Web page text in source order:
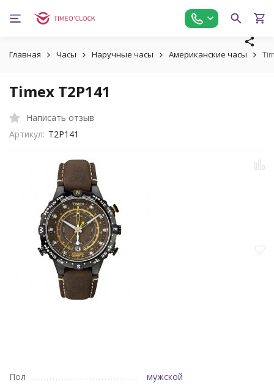
Главная Часы Наручные часы Американские часы
Timex T2P141
Написать отзыв
Артикул: T2P141
Пол
мужской